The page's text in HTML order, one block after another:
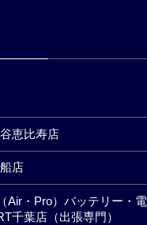
恵比寿店
店
Air・Pro）バッテリー・
千葉店（出張専門）